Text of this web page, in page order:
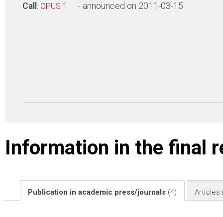
Call : OPUS 1 - announced on 2011-03-15
Information in the final
Publication in academic press/journals (4) Articles